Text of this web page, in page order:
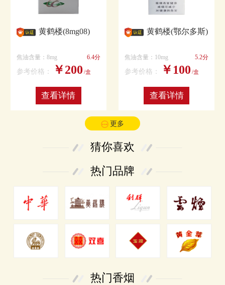
黄鹤楼(8mg08)
焦油含量：8mg 6.4分
参考价格： ￥200 /盒
查看详情
黄鹤楼(鄂尔多斯)
焦油含量：10mg 5.2分
参考价格： ￥100 /盒
查看详情
更多
猜你喜欢
热门品牌
热门香烟